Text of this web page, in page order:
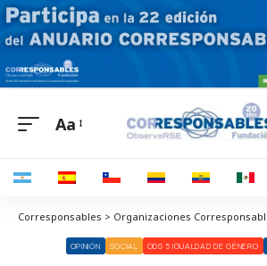
Aa
OPINIÓN SOCIAL ODS 5 IGUALDAD DE GÉNERO